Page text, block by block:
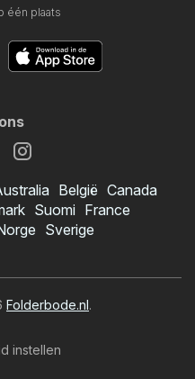
één plaats
België Canada
Suomi France
Sverige
Folderbode.nl.
instellen